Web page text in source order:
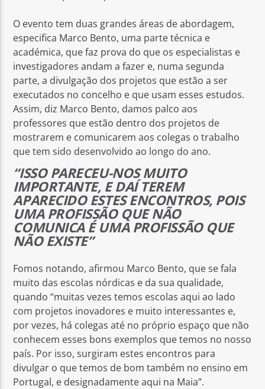
O evento tem duas grandes áreas de abordagem,
especifica Marco Bento, uma parte técnica e
académica, que faz prova do que os especialistas e
investigadores andam a fazer e, numa segunda
parte, a divulgação dos projetos que estão a ser
executados no concelho e que usam esses estudos.
Assim, diz Marco Bento, damos palco aos
professores que estão dentro dos projetos de
mostrarem e comunicarem aos colegas o trabalho
que tem sido desenvolvido ao longo do ano.
“ISSO PARECEU-NOS MUITO
IMPORTANTE, E DAÍ TEREM
APARECIDO ESTES ENCONTROS, POIS
UMA PROFISSÃO QUE NÃO
COMUNICA É UMA PROFISSÃO QUE
NÃO EXISTE”
Fomos notando, afirmou Marco Bento, que se fala
muito das escolas nórdicas e da sua qualidade,
quando “muitas vezes temos escolas aqui ao lado
com projetos inovadores e muito interessantes e,
por vezes, há colegas até no próprio espaço que não
conhecem esses bons exemplos que temos no nosso
país. Por isso, surgiram estes encontros para
divulgar o que temos de bom também no ensino em
Portugal, e designadamente aqui na Maia”.